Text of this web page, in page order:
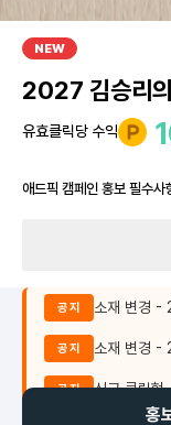
NEW
2027 김승리
유효클릭당 수익
애드픽 캠페인 홍보 필수사
공지 소재 변경 -
공지 소재 변경 -
공지 신규 클릭
홍